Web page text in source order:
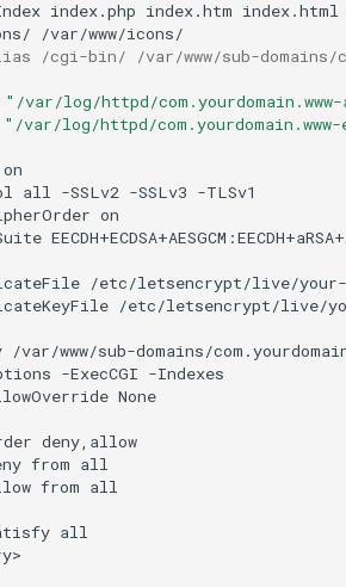
index.php index.htm
/cgi-bin/ /var/www/sub-domains/
"/var/log/httpd/
"/var/log/httpd/
all -SSLv2 -SSLv3
/etc/letsencrypt/live/
-ExecCGI
None
from
from all